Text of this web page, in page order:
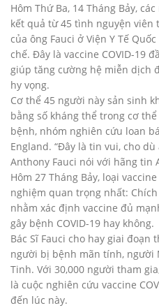
Hôm Thứ Ba, 14 Tháng Bảy,
kết quả từ 45 tình nguyện viên
của ông Fauci ở Viện Y Tế
chế. Đây là vaccine COVID-19
giúp tăng cường hệ miễn dịch
hy vọng.
Cơ thể 45 người này sản sinh
bằng số kháng thể trong cơ
bệnh, nhóm nghiên cứu loan
England. “Đây là tin vui, cho dù
Anthony Fauci nói với hãng tin
Hôm 27 Tháng Bảy, loại
nghiệm quan trọng nhất:
nhằm xác định vaccine đủ
gây bệnh COVID-19 hay không.
Bác Sĩ Fauci cho hay giai
người bị bệnh mãn tính, người
Tinh. Với 30,000 người tham
là cuộc nghiên cứu vaccine
đến lúc này.